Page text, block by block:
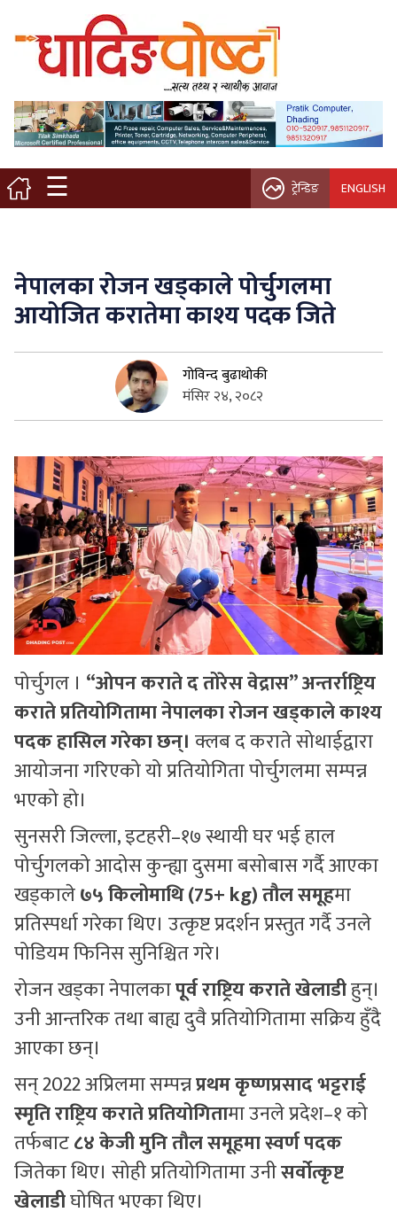
☰
मुख्य पृष्ठ
स्थानीय समाचार
विचार / ब्लग
नगर/गाउँ पालिका
कृषि/सहकारी
साहित्य / संस्कृति
सुचनाहरु
स्वास्थ्य
भिडियो
ट्रेन्डिङ ENGLISH
नेपालका रोजन खड्काले पोर्चुगलमा
आयोजित करातेमा काश्य पदक जिते
गोविन्द बुढाथोकी
मंसिर २४, २०८२
पोर्चुगल । “ओपन कराते द तोरेस वेद्रास” अन्तर्राष्ट्रिय
कराते प्रतियोगितामा नेपालका रोजन खड्काले काश्य
पदक हासिल गरेका छन्। क्लब द कराते सोथाईद्वारा
आयोजना गरिएको यो प्रतियोगिता पोर्चुगलमा सम्पन्न
भएको हो।
सुनसरी जिल्ला, इटहरी–१७ स्थायी घर भई हाल
पोर्चुगलको आदोस कुन्ह्या दुसमा बसोबास गर्दै आएका
खड्काले७५ किलोमाथि (75+ kg) तौल समूहमा
प्रतिस्पर्धा गरेका थिए। उत्कृष्ट प्रदर्शन प्रस्तुत गर्दै उनले
पोडियम फिनिस सुनिश्चित गरे।
रोजन खड्का नेपालकापूर्व राष्ट्रिय कराते खेलाडीहुन्।
उनी आन्तरिक तथा बाह्य दुवै प्रतियोगितामा सक्रिय हुँदै
आएका छन्।
सन् 2022 अप्रिलमा सम्पन्नप्रथम कृष्णप्रसाद भट्टराई
स्मृति राष्ट्रिय कराते प्रतियोगितामा उनले प्रदेश–१ को
तर्फबाट८४ केजी मुनि तौल समूहमा स्वर्ण पदक
जितेका थिए। सोही प्रतियोगितामा उनीसर्वोत्कृष्ट
खेलाडीघोषित भएका थिए।